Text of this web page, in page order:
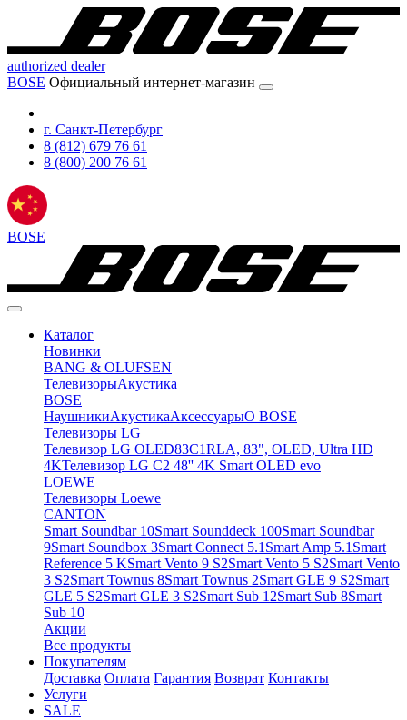
authorized dealer
BOSE Официальный интернет-магазин
г. Санкт-Петербург
8 (812) 679 76 61
8 (800) 200 76 61
BOSE
Каталог
Новинки
BANG & OLUFSEN
ТелевизорыАкустика
BOSE
НаушникиАкустикаАксессуарыO BOSE
Телевизоры LG
Телевизор LG OLED83C1RLA, 83", OLED, Ultra HD
4KТелевизор LG C2 48'' 4K Smart OLED evo
LOEWE
Телевизоры Loewe
CANTON
Smart Soundbar 10Smart Sounddeck 100Smart Soundbar
9Smart Soundbox 3Smart Connect 5.1 Smart Amp 5.1 Smart
Reference 5 KSmart Vento 9 S2Smart Vento 5 S2Smart Vento
3 S2Smart Townus 8Smart Townus 2Smart GLE 9 S2Smart
GLE 5 S2Smart GLE 3 S2Smart Sub 12Smart Sub 8Smart
Sub 10
Акции
Все продукты
Покупателям
Доставка Оплата Гарантия Возврат Контакты
Услуги
SALE